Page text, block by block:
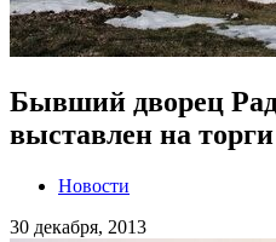
Бывший дворец
выставлен на торги
Новости
30 декабря, 2013